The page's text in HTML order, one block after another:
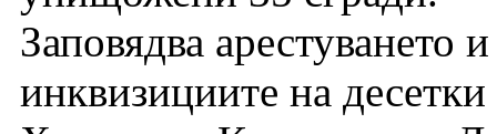
Заповядва арестуването
инквизициите на десетки